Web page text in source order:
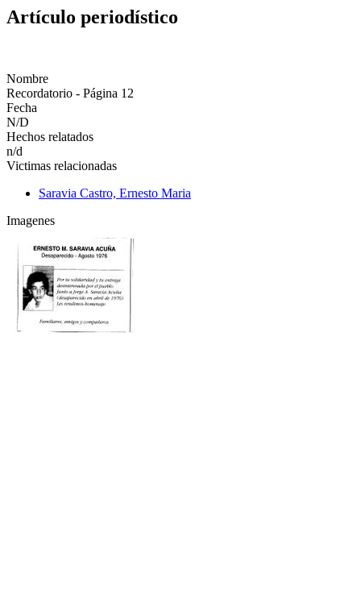
Artículo periodístico
Nombre
Recordatorio - Página 12
Fecha
N/D
Hechos relatados
n/d
Victimas relacionadas
Saravia Castro, Ernesto Maria
Imagenes